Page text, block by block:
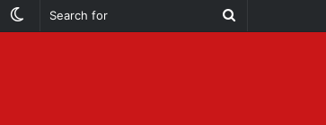
Search
Switch